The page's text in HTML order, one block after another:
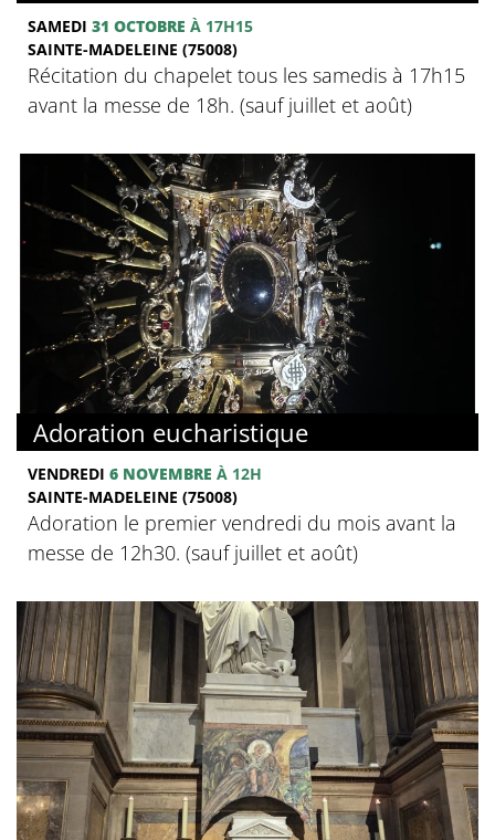
SAMEDI 31 OCTOBRE À 17H15
SAINTE-MADELEINE (75008)
Récitation du chapelet tous les samedis à 17h15
avant la messe de 18h. (sauf juillet et août)
Adoration eucharistique
VENDREDI 6 NOVEMBRE À 12H
SAINTE-MADELEINE (75008)
Adoration le premier vendredi du mois avant la
messe de 12h30. (sauf juillet et août)